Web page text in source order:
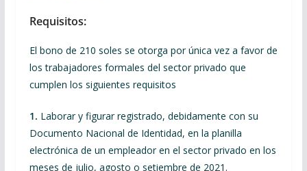
Requisitos:
El bono de 210 soles se otorga por única vez a favor de
los trabajadores formales del sector privado que
cumplen los siguientes requisitos
1. Laborar y figurar registrado, debidamente con su
Documento Nacional de Identidad, en la planilla
electrónica de un empleador en el sector privado en los
meses de julio, agosto o setiembre de 2021.